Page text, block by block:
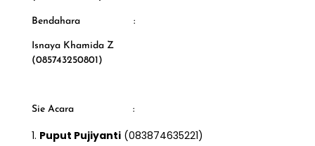
Bendahara :
Isnaya Khamida Z
(085743250801)
Sie Acara :
Puput Pujiyanti(083874635221)